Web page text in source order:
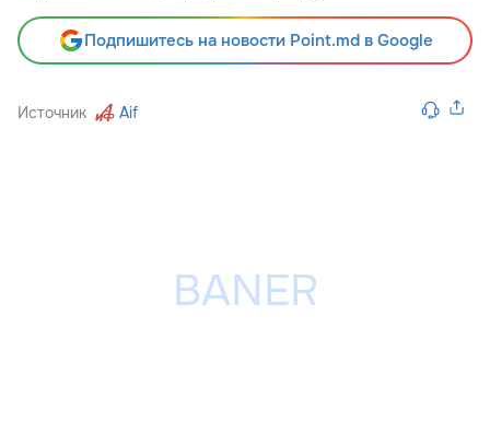
Подпишитесь на новости Point.md в Google
Источник Aif